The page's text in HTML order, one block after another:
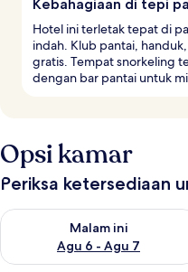
Kebahagiaan di tepi
Hotel ini terletak tepat di
indah. Klub pantai,
gratis. Tempat snorkeling
dengan bar pantai untuk
Opsi kamar
Periksa ketersediaan
Malam ini
Agu 6 - Agu 7
Periksa ketersediaan untuk